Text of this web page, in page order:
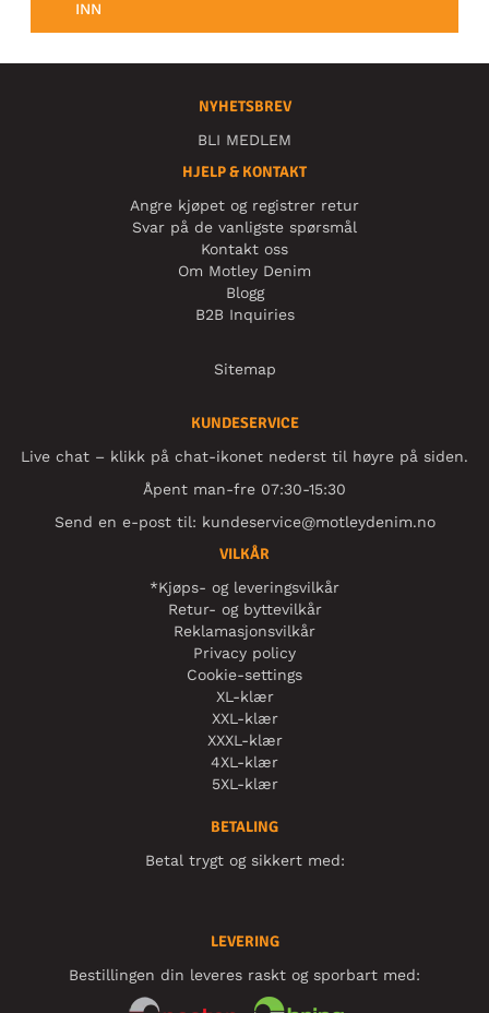
INN
NYHETSBREV
BLI MEDLEM
HJELP & KONTAKT
Angre kjøpet og registrer retur
Svar på de vanligste spørsmål
Kontakt oss
Om Motley Denim
Blogg
B2B Inquiries
Sitemap
KUNDESERVICE
Live chat – klikk på chat-ikonet nederst til høyre på siden.
Åpent man-fre 07:30-15:30
Send en e-post til: kundeservice@motleydenim.no
VILKÅR
*Kjøps- og leveringsvilkår
Retur- og byttevilkår
Reklamasjonsvilkår
Privacy policy
Cookie-settings
XL-klær
XXL-klær
XXXL-klær
4XL-klær
5XL-klær
BETALING
Betal trygt og sikkert med:
LEVERING
Bestillingen din leveres raskt og sporbart med: